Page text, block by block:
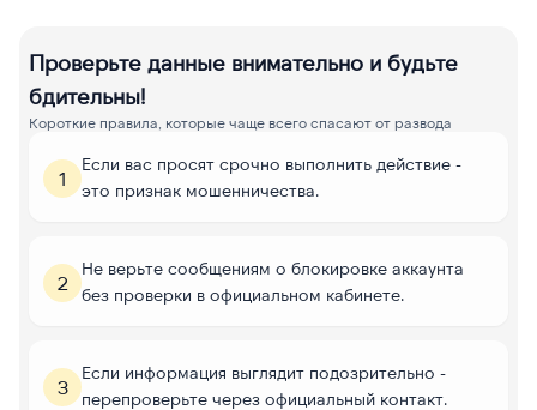
Проверьте данные внимательно и будьте
бдительны!
Короткие правила, которые чаще всего спасают от развода
1
Если вас просят срочно выполнить действие -
это признак мошенничества.
2
Не верьте сообщениям о блокировке аккаунта
без проверки в официальном кабинете.
3
Если информация выглядит подозрительно -
перепроверьте через официальный контакт.